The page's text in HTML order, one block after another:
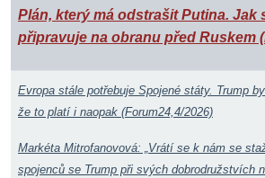
Plán, který má odstrašit Putina. Jak
připravuje na obranu před Ruskem
Evropa stále potřebuje Spojené státy. Trump
že to platí i naopak (Forum24,4/2026)
Markéta Mitrofanovová: „Vrátí se k nám se
spojenců se Trump při svých dobrodružstvích